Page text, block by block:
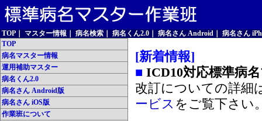
TOP マスター情報 病名検索 病名くん2.0 病名さん Android
病名さん
TOP
病名マスター情報
運用補助マスター
病名くん2.0
病名さん Android版
病名さん iOS版
作業班について
[新着情報]
■ ICD10対応標準病
改訂についての詳細
ービス をご覧下さい